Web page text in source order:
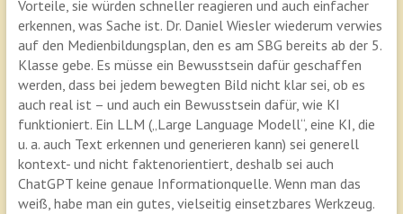
Vorteile, sie würden schneller reagieren und auch einfacher
erkennen, was Sache ist. Dr. Daniel Wiesler wiederum verwies
auf den Medienbildungsplan, den es am SBG bereits ab der 5.
Klasse gebe. Es müsse ein Bewusstsein dafür geschaffen
werden, dass bei jedem bewegten Bild nicht klar sei, ob es
auch real ist – und auch ein Bewusstsein dafür, wie KI
funktioniert. Ein LLM („Large Language Modell“, eine KI, die
u. a. auch Text erkennen und generieren kann) sei generell
kontext- und nicht faktenorientiert, deshalb sei auch
ChatGPT keine genaue Informationquelle. Wenn man das
weiß, habe man ein gutes, vielseitig einsetzbares Werkzeug.